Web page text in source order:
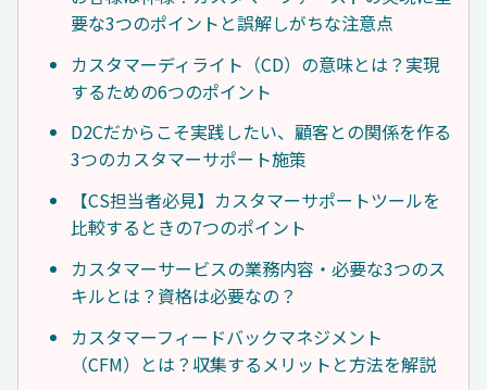
要な3つのポイントと誤解しがちな注意点
カスタマーディライト（CD）の意味とは？実現
するための6つのポイント
D2Cだからこそ実践したい、顧客との関係を作る
3つのカスタマーサポート施策
【CS担当者必見】カスタマーサポートツールを
比較するときの7つのポイント
カスタマーサービスの業務内容・必要な3つのス
キルとは？資格は必要なの？
カスタマーフィードバックマネジメント
（CFM）とは？収集するメリットと方法を解説